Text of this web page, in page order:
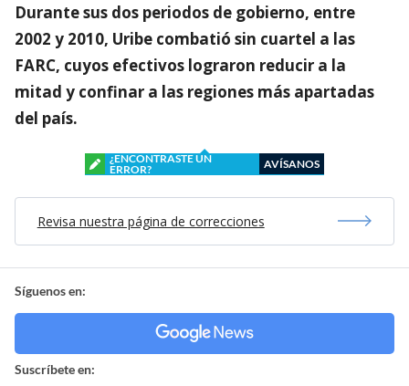
Durante sus dos periodos de gobierno, entre
2002 y 2010, Uribe combatió sin cuartel a las
FARC, cuyos efectivos lograron reducir a la
mitad y confinar a las regiones más apartadas
del país.
¿ENCONTRASTE UN
ERROR?
AVÍSANOS
Revisa nuestra página de correcciones
Síguenos en:
Suscríbete en: